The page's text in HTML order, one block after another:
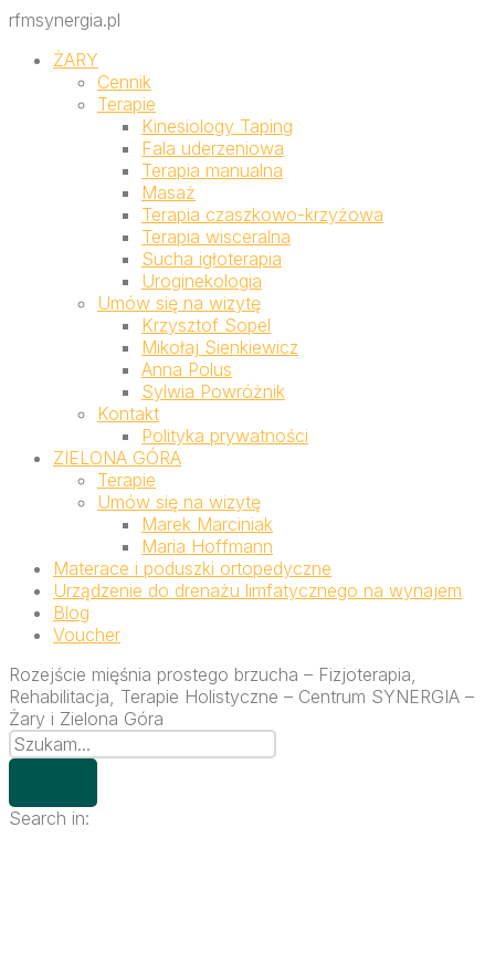
rfmsynergia.pl
ŻARY
Cennik
Terapie
Kinesiology Taping
Fala uderzeniowa
Terapia manualna
Masaż
Terapia czaszkowo-krzyżowa
Terapia wisceralna
Sucha igłoterapia
Uroginekologia
Umów się na wizytę
Krzysztof Sopel
Mikołaj Sienkiewicz
Anna Polus
Sylwia Powróżnik
Kontakt
Polityka prywatności
ZIELONA GÓRA
Terapie
Umów się na wizytę
Marek Marciniak
Maria Hoffmann
Materace i poduszki ortopedyczne
Urządzenie do drenażu limfatycznego na wynajem
Blog
Voucher
Rozejście mięśnia prostego brzucha – Fizjoterapia,
Rehabilitacja, Terapie Holistyczne – Centrum SYNERGIA –
Żary i Zielona Góra
Search in: